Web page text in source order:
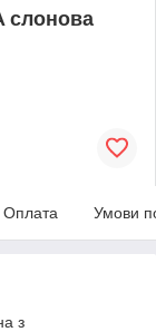
слонова
Оплата Умови
​​з